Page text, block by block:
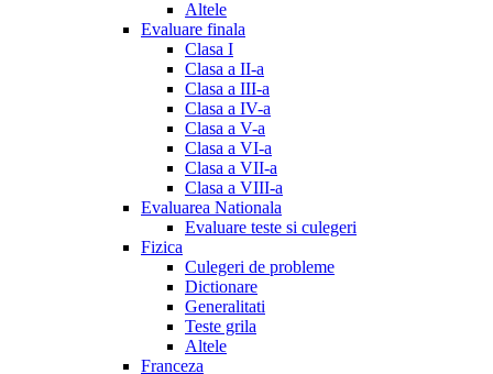
Altele
Evaluare finala
Clasa I
Clasa a II-a
Clasa a III-a
Clasa a IV-a
Clasa a V-a
Clasa a VI-a
Clasa a VII-a
Clasa a VIII-a
Evaluarea Nationala
Evaluare teste si culegeri
Fizica
Culegeri de probleme
Dictionare
Generalitati
Teste grila
Altele
Franceza